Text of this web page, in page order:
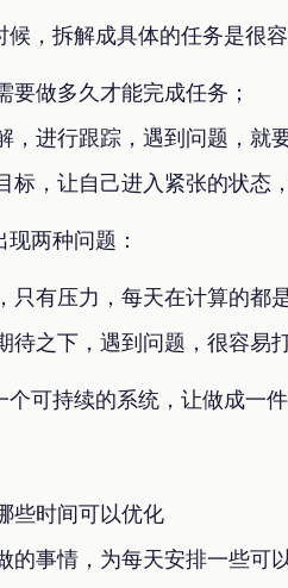
，拆解成具体的任务是很
要做多久才能完成任务；
，进行跟踪，遇到问题，就
标，让自己进入紧张的状态
两种问题：
只有压力，每天在计算的都
待之下，遇到问题，很容易
可持续的系统，让做成一件
些时间可以优化
的事情，为每天安排一些可